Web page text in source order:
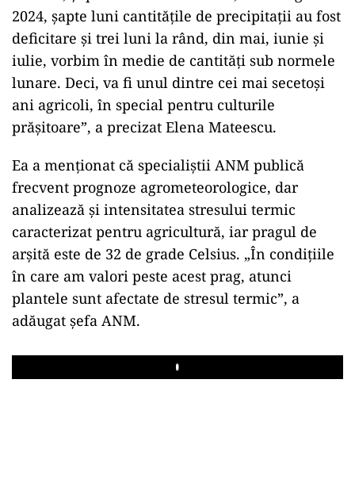
2024, şapte luni cantităţile de precipitaţii au fost
deficitare şi trei luni la rând, din mai, iunie şi
iulie, vorbim în medie de cantităţi sub normele
lunare. Deci, va fi unul dintre cei mai secetoşi
ani agricoli, în special pentru culturile
prăşitoare”, a precizat Elena Mateescu.
Ea a menţionat că specialiştii ANM publică
frecvent prognoze agrometeorologice, dar
analizează şi intensitatea stresului termic
caracterizat pentru agricultură, iar pragul de
arşită este de 32 de grade Celsius. „În condiţiile
în care am valori peste acest prag, atunci
plantele sunt afectate de stresul termic”, a
adăugat şefa ANM.
Play